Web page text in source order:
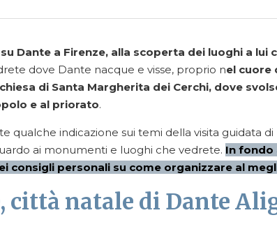
Dante a Firenze, alla scoperta dei luoghi a lui
dove Dante nacque e visse, proprio nel cuore
di Santa Margherita dei Cerchi, dove
e al priorato.
qualche indicazione sui temi della visita guidata
ai monumenti e luoghi che vedrete. In fondo
consigli personali su come organizzare al
città natale di Dante